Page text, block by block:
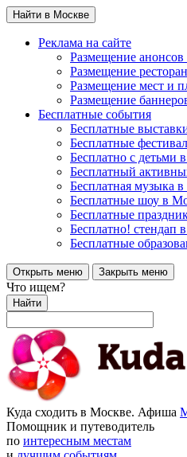
Найти в Москве
Реклама на сайте
Размещение
Размещение
Размещение мест и
Размещение
Бесплатные события
Бесплатные
Бесплатные
Бесплатно с детьми
Бесплатный
Бесплатная музыка
Бесплатные шоу в
Бесплатные
Бесплатно! стендап
Бесплатные
Открыть меню Закрыть меню
Что ищем?
Найти
Куда сходить в Москве. Афиша
Помощник и путеводитель
по интересным местам